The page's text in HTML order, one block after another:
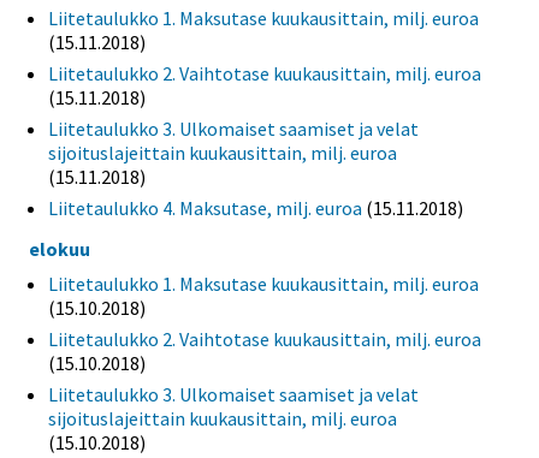
Liitetaulukko 1. Maksutase kuukausittain, milj. euroa
(15.11.2018)
Liitetaulukko 2. Vaihtotase kuukausittain, milj. euroa
(15.11.2018)
Liitetaulukko 3. Ulkomaiset saamiset ja velat
sijoituslajeittain kuukausittain, milj. euroa
(15.11.2018)
Liitetaulukko 4. Maksutase, milj. euroa (15.11.2018)
elokuu
Liitetaulukko 1. Maksutase kuukausittain, milj. euroa
(15.10.2018)
Liitetaulukko 2. Vaihtotase kuukausittain, milj. euroa
(15.10.2018)
Liitetaulukko 3. Ulkomaiset saamiset ja velat
sijoituslajeittain kuukausittain, milj. euroa
(15.10.2018)